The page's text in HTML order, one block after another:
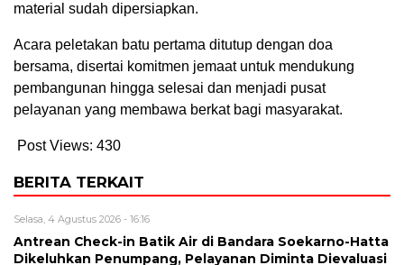
material sudah dipersiapkan.
Acara peletakan batu pertama ditutup dengan doa
bersama, disertai komitmen jemaat untuk mendukung
pembangunan hingga selesai dan menjadi pusat
pelayanan yang membawa berkat bagi masyarakat.
Post Views: 430
BERITA TERKAIT
Selasa, 4 Agustus 2026 - 16:16
Antrean Check-in Batik Air di Bandara Soekarno-Hatta
Dikeluhkan Penumpang, Pelayanan Diminta Dievaluasi